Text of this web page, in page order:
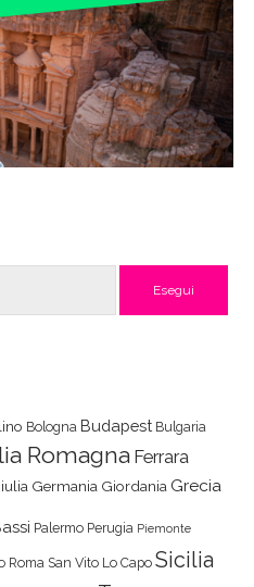
Bologna Budapest Bulgaria
Romagna Ferrara
Germania Giordania Grecia
Palermo Perugia Piemonte
Roma San Vito Lo Capo Sicilia